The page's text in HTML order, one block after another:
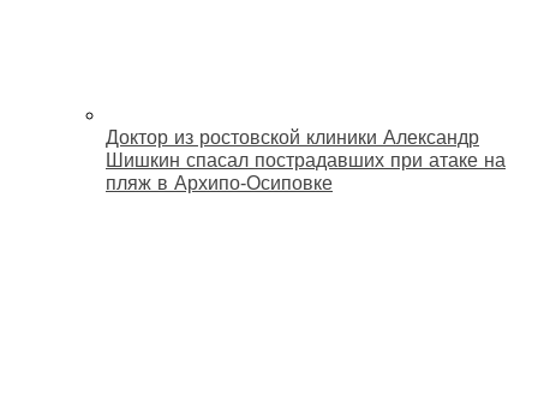
Доктор из ростовской клиники Александр
Шишкин спасал пострадавших при атаке на
пляж в Архипо‑Осиповке